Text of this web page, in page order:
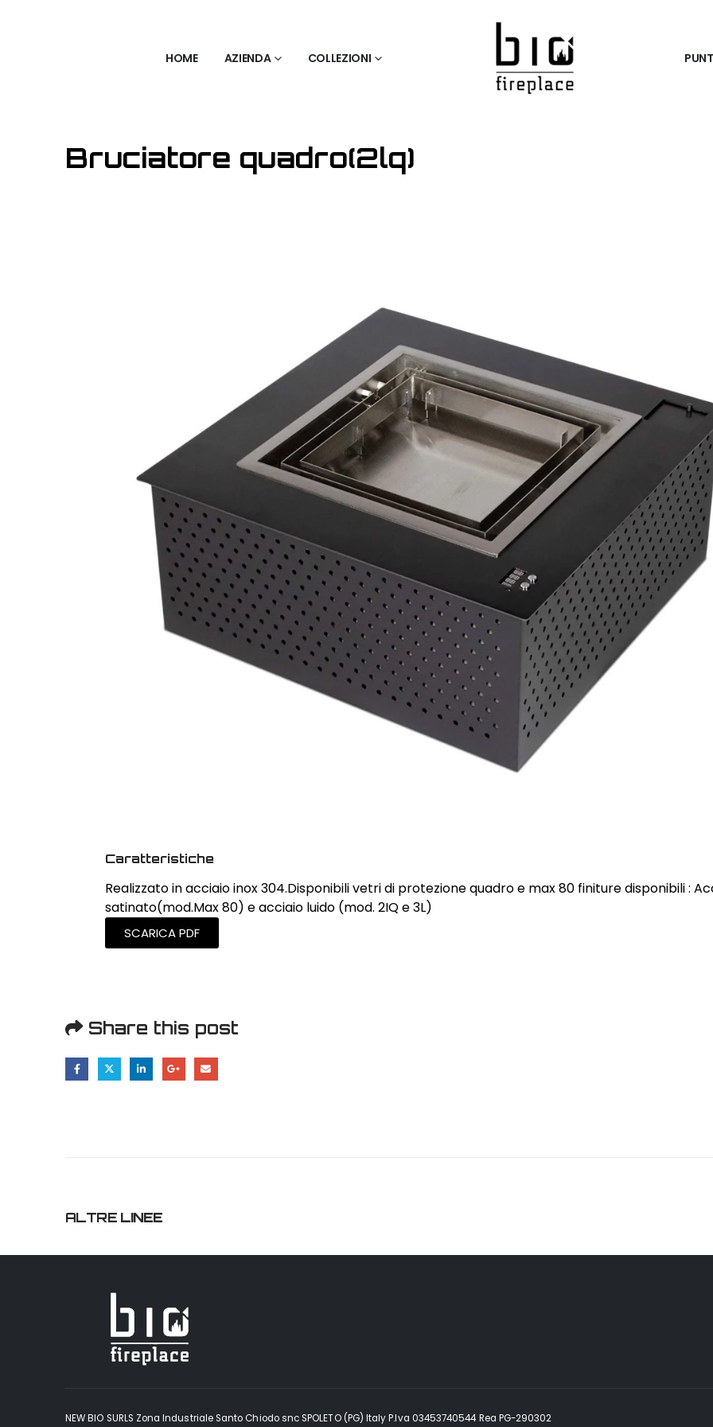
HOME AZIENDA COLLEZIONI
Bruciatore quadro(2lq)
Caratteristiche
Realizzato in acciaio inox 304.Disponibili vetri di protezione quadro e max 80 finiture disponibili :
satinato(mod.Max 80) e acciaio luido (mod. 2IQ e 3L)
SCARICA PDF
Share this post
ALTRE LINEE
NEW BIO SURLS Zona Industriale Santo Chiodo snc SPOLETO (PG) Italy P.Iva 03453740544 Rea PG-290302